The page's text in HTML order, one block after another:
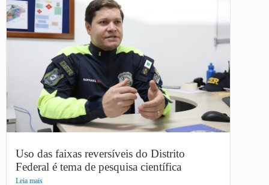
Uso das faixas reversíveis do Distrito
Federal é tema de pesquisa científica
Leia mais